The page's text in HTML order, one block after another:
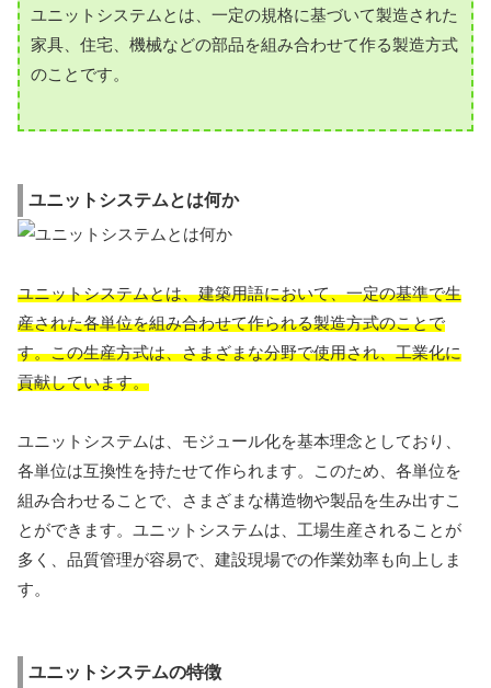
ユニットシステムとは、一定の規格に基づいて製造された
家具、住宅、機械などの部品を組み合わせて作る製造方式
のことです。
ユニットシステムとは何か
ユニットシステムとは、建築用語において、一定の基準で生
産された各単位を組み合わせて作られる製造方式のことで
す。この生産方式は、さまざまな分野で使用され、工業化に
貢献しています。
ユニットシステムは、モジュール化を基本理念としており、
各単位は互換性を持たせて作られます。このため、各単位を
組み合わせることで、さまざまな構造物や製品を生み出すこ
とができます。ユニットシステムは、工場生産されることが
多く、品質管理が容易で、建設現場での作業効率も向上しま
す。
ユニットシステムの特徴